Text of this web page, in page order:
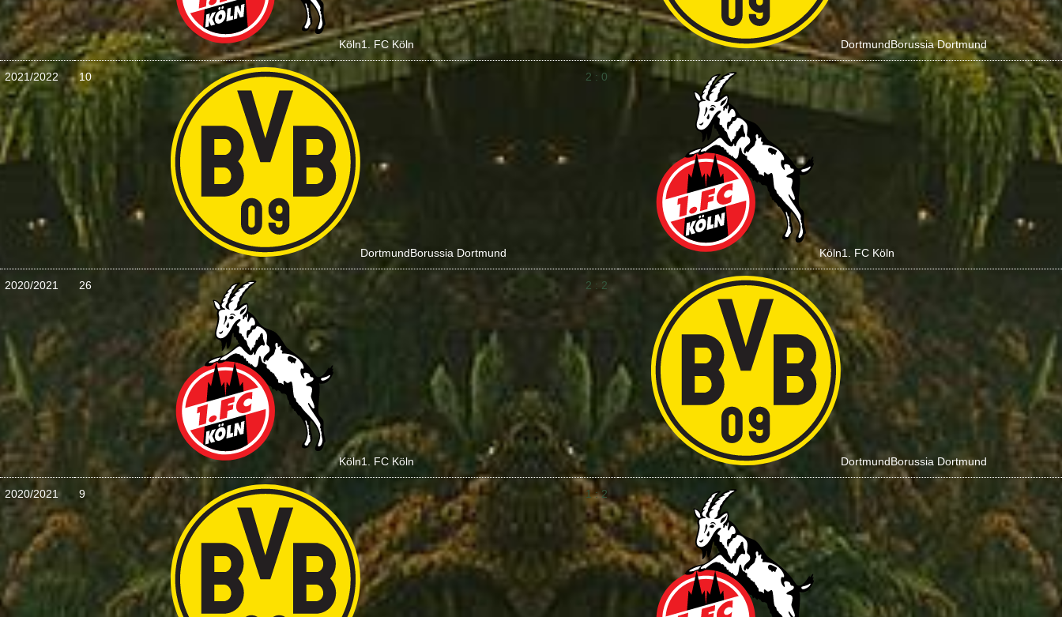
Köln1. FC Köln DortmundBorussia Dortmund
2021/2022 10
DortmundBorussia Dortmund
2 : 0
Köln1. FC Köln
2020/2021 26
Köln1. FC Köln
2 : 2
DortmundBorussia Dortmund
2020/2021 9 1 : 2